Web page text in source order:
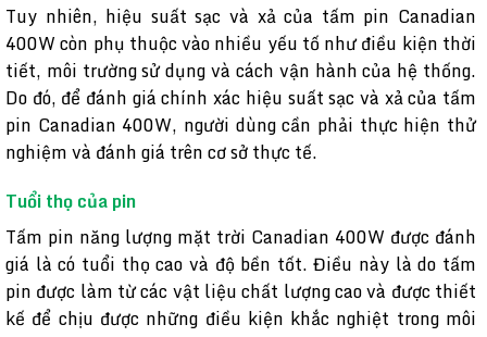
Tuy nhiên, hiệu suất sạc và xả của tấm pin Canadian
400W còn phụ thuộc vào nhiều yếu tố như điều kiện thời
tiết, môi trường sử dụng và cách vận hành của hệ thống.
Do đó, để đánh giá chính xác hiệu suất sạc và xả của tấm
pin Canadian 400W, người dùng cần phải thực hiện thử
nghiệm và đánh giá trên cơ sở thực tế.
Tuổi thọ của pin
Tấm pin năng lượng mặt trời Canadian 400W được đánh
giá là có tuổi thọ cao và độ bền tốt. Điều này là do tấm
pin được làm từ các vật liệu chất lượng cao và được thiết
kế để chịu được những điều kiện khắc nghiệt trong môi